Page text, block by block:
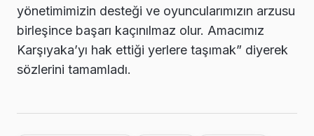
yönetimimizin desteği ve oyuncularımızın arzusu
birleşince başarı kaçınılmaz olur. Amacımız
Karşıyaka’yı hak ettiği yerlere taşımak” diyerek
sözlerini tamamladı.